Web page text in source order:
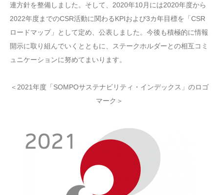
連方針を整備しました。そして、2020年10月には2020年度から
2022年度までのCSR活動に関わるKPIおよび3カ年目標を「CSR
ロードマップ」として定め、公表しました。今後も積極的に情報
開示に取り組んでいくとともに、ステークホルダーとの相互コミ
ュニケーションに努めてまいります。
＜2021年度「SOMPOサステナビリティ・インデックス」のロゴ
マーク＞